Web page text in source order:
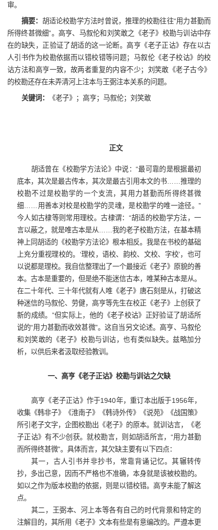
审。
摘要： 胡适论校勘学方法时曾说，推理的校勘往往“用力甚勤而
所得终甚微细”。高亨、马叙伦和刘笑敢之《老子》校勘与训诂中存
在的缺失，正验证了胡适的这一论断。高亨《老子正诂》存在以古
人引书作为校勘依据而以错校错等问题；马叙伦《老子校诂》的校
诂方法和高亨一致，故两者重复的内容不少；刘笑敢《老子古今》
的校勘还存在未弄清河上注本与王弼注本关系的问题。
关键词： 《老子》；高亨；马叙伦；刘笑敢
正文
胡适曾在《校勘学方法论》中说：“最可靠的是根据最初
底本，其次是最古传本，其次是最古引用本文的书……推理的
校勘不过是校勘学的一个支流，其用力甚勤而所得终甚微
细……用善本对校是校勘学的灵魂，是校勘学的唯一途径。”
今人如古棣等则常用理校。古棣谓：“胡适的校勘学方法，一
言以蔽之，就是唯古本是从……我的老子校勘方法，在基本精
神上同胡适的《校勘学方法论》根本相反。我是在书校的基础
上充分重视理校的。‘理校，语校、韵校、文校、字校’，也可
以说都是理校。我自信整理出了一个最接近《老子》原貌的善
本。古本是重要的，但是绝不能迷信古本，唯某种古本是从。
在二十年代、三十年代就有人唯《老子》唐石刻是从，打破这
种迷信的马叙伦、劳健，高亨等先生在校正《老子》上创获了
新的成绩。”但实际上，他的《老子校诂》正好验证了胡适所
说的“用力甚勤而收效甚微”。这自当另文论述。高亨、马叙伦
和刘笑敢的《老子》校勘与训诂，也有类似缺失。兹略加分
析，以供后来者汲取经验教训。
一、高亨《老子正诂》校勘与训诂之欠缺
高亨《老子正诂》作于1940年，重订本出版于1956年，
收集《韩非子》
《淮南子》
《韩诗外传》《说苑》《战国策》
所引老子文字，企图校勘出《老子》的原本。就训诂言，《老
子正诂》有不少创获。就校勘言，则如胡适所言，“用力甚勤
而所得终甚微”。具体而言，其欠缺主要有以下四点：
其一，古人引书并非抄书，常靠背诵记忆。其辗转传
抄，多出己意，因而不严格也不准确，本身就是该被校勘的。
如以之作为版本校勘的依据，则是以错校错。高亨未能了解这
点。
其二，王弼本、河上本等各有自己的时代背景和特定的
注解目的，其所用《老子》文本有些是有意编改的。严遵本更